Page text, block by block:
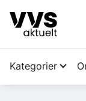
Kategorier